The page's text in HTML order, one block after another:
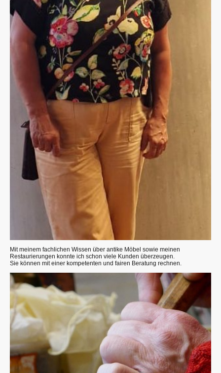
Mit meinem fachlichen Wissen über antike Möbel sowie meinen
Restaurierungen konnte ich schon viele Kunden überzeugen.
Sie können mit einer kompetenten und fairen Beratung rechnen.